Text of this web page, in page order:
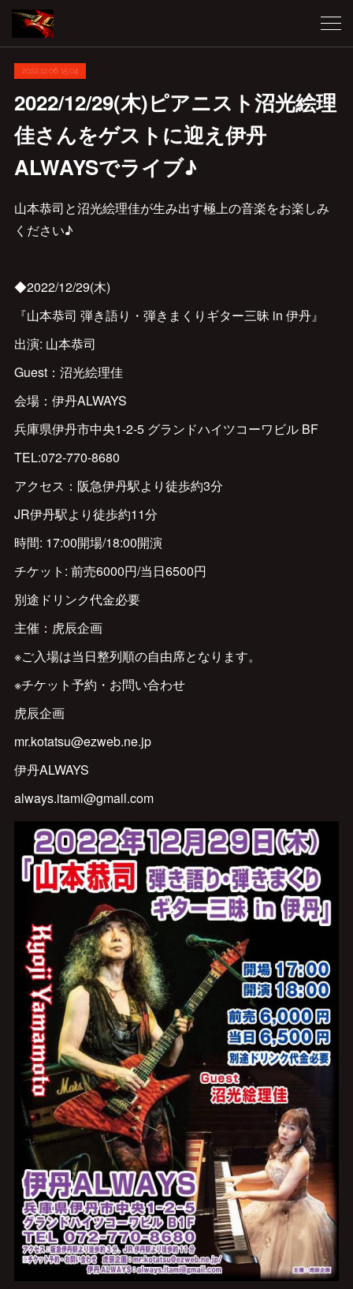
2022.12.06 15:04
2022/12/29(木)ピアニスト沼光絵理
佳さんをゲストに迎え伊丹
ALWAYSでライブ♪
山本恭司と沼光絵理佳が生み出す極上の音楽をお楽しみ
ください♪
◆2022/12/29(木)
『山本恭司 弾き語り・弾きまくりギター三昧 in 伊丹』
出演: 山本恭司
Guest：沼光絵理佳
会場：伊丹ALWAYS
兵庫県伊丹市中央1-2-5 グランドハイツコーワビル BF
TEL:072-770-8680
アクセス：阪急伊丹駅より徒歩約3分
JR伊丹駅より徒歩約11分
時間: 17:00開場/18:00開演
チケット: 前売6000円/当日6500円
別途ドリンク代金必要
主催：虎辰企画
※ご入場は当日整列順の自由席となります。
※チケット予約・お問い合わせ
虎辰企画
mr.kotatsu@ezweb.ne.jp
伊丹ALWAYS
always.itami@gmail.com